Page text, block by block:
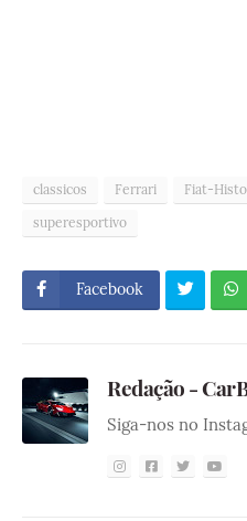
classicos Ferrari Fiat-
superesportivo
Facebook
Redação -
Siga-nos no